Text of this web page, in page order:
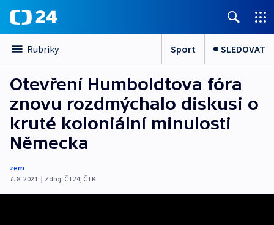
Rubriky Sport SLEDOVAT
Otevření Humboldtova fóra
znovu rozdmýchalo diskusi o
kruté koloniální minulosti
Německa
zem
7. 8. 2021 | Zdroj: ČT24, ČTK